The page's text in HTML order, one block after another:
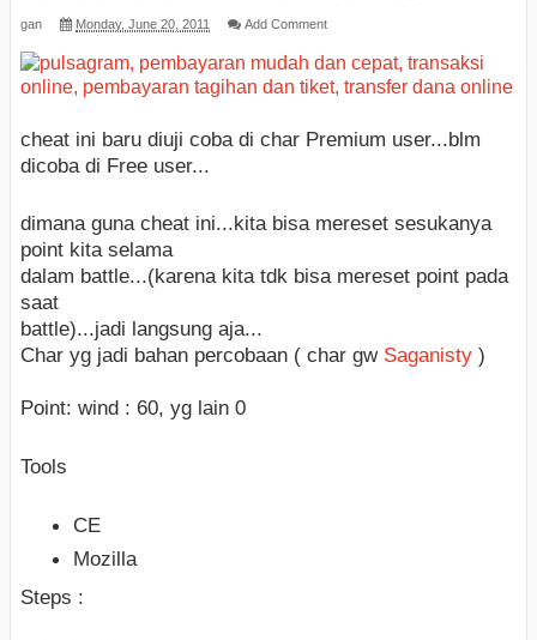
gan Monday, June 20, 2011 Add Comment
cheat ini baru diuji coba di char Premium user...blm
dicoba di Free user...
dimana guna cheat ini...kita bisa mereset sesukanya
point kita selama
dalam battle...(karena kita tdk bisa mereset point pada
saat
battle)...jadi langsung aja...
Char yg jadi bahan percobaan ( char gw Saganisty )
Point: wind : 60, yg lain 0
Tools
CE
Mozilla
Steps :